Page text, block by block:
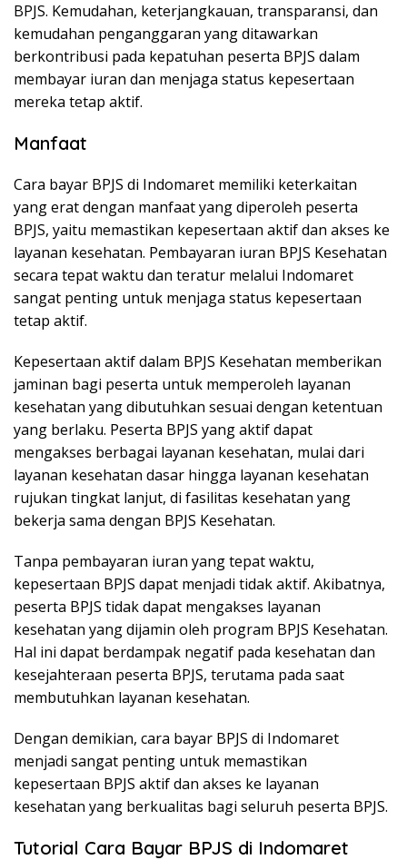
BPJS. Kemudahan, keterjangkauan, transparansi, dan
kemudahan penganggaran yang ditawarkan
berkontribusi pada kepatuhan peserta BPJS dalam
membayar iuran dan menjaga status kepesertaan
mereka tetap aktif.
Manfaat
Cara bayar BPJS di Indomaret memiliki keterkaitan
yang erat dengan manfaat yang diperoleh peserta
BPJS, yaitu memastikan kepesertaan aktif dan akses ke
layanan kesehatan. Pembayaran iuran BPJS Kesehatan
secara tepat waktu dan teratur melalui Indomaret
sangat penting untuk menjaga status kepesertaan
tetap aktif.
Kepesertaan aktif dalam BPJS Kesehatan memberikan
jaminan bagi peserta untuk memperoleh layanan
kesehatan yang dibutuhkan sesuai dengan ketentuan
yang berlaku. Peserta BPJS yang aktif dapat
mengakses berbagai layanan kesehatan, mulai dari
layanan kesehatan dasar hingga layanan kesehatan
rujukan tingkat lanjut, di fasilitas kesehatan yang
bekerja sama dengan BPJS Kesehatan.
Tanpa pembayaran iuran yang tepat waktu,
kepesertaan BPJS dapat menjadi tidak aktif. Akibatnya,
peserta BPJS tidak dapat mengakses layanan
kesehatan yang dijamin oleh program BPJS Kesehatan.
Hal ini dapat berdampak negatif pada kesehatan dan
kesejahteraan peserta BPJS, terutama pada saat
membutuhkan layanan kesehatan.
Dengan demikian, cara bayar BPJS di Indomaret
menjadi sangat penting untuk memastikan
kepesertaan BPJS aktif dan akses ke layanan
kesehatan yang berkualitas bagi seluruh peserta BPJS.
Tutorial Cara Bayar BPJS di Indomaret